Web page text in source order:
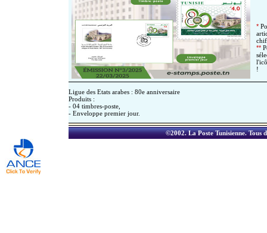
*
**
!
Ligue des Etats arabes : 80e anniversaire
Produits :
- 04 timbres-poste,
- Enveloppe premier jour.
©2002.La Poste Tunisienne. Tous